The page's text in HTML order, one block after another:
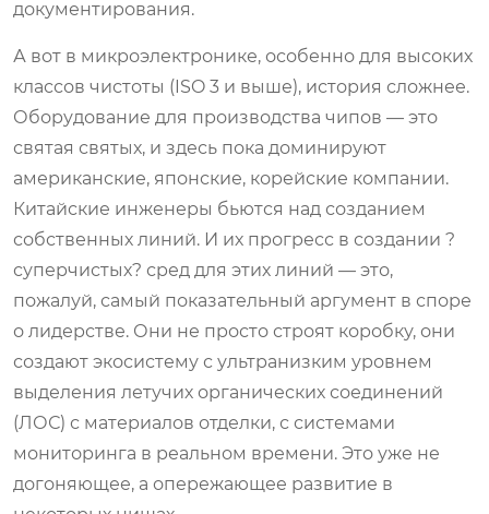
документирования.
А вот в микроэлектронике, особенно для высоких
классов чистоты (ISO 3 и выше), история сложнее.
Оборудование для производства чипов — это
святая святых, и здесь пока доминируют
американские, японские, корейские компании.
Китайские инженеры бьются над созданием
собственных линий. И их прогресс в создании ?
суперчистых? сред для этих линий — это,
пожалуй, самый показательный аргумент в споре
о лидерстве. Они не просто строят коробку, они
создают экосистему с ультранизким уровнем
выделения летучих органических соединений
(ЛОС) с материалов отделки, с системами
мониторинга в реальном времени. Это уже не
догоняющее, а опережающее развитие в